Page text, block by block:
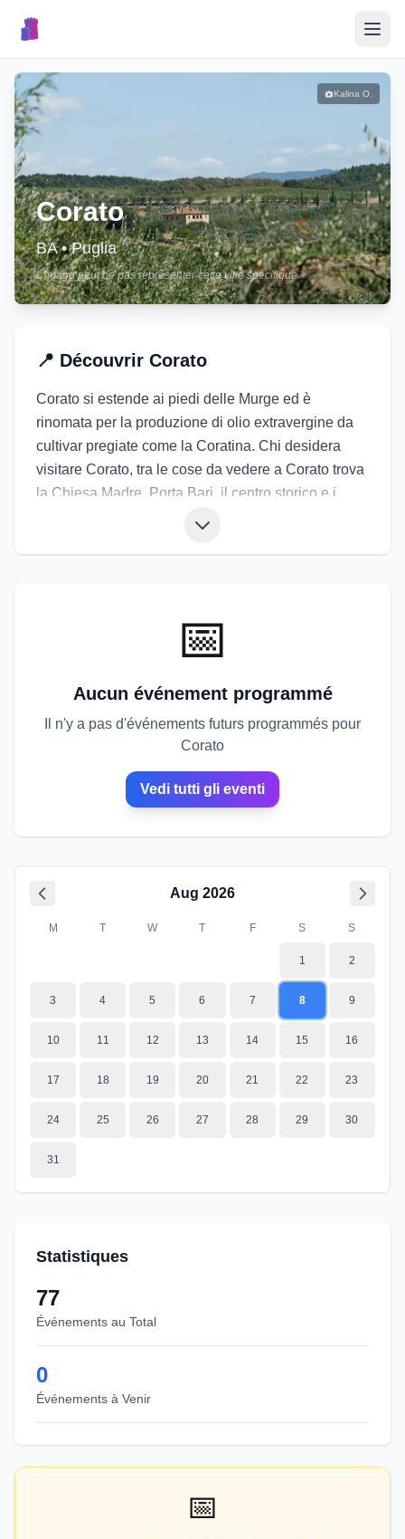
🎉Événements
🏘️
📝Publier un Événement
🇮🇹
Corato
BA•Puglia
L'image peut ne pas représenter cette ville spécifique
Kalina O.
📍 Découvrir Corato
Corato si estende ai piedi delle Murge ed è
rinomata per la produzione di olio extravergine da
cultivar pregiate come la Coratina. Chi desidera
visitare Corato, tra le cose da vedere a Corato trova
la Chiesa Madre, Porta Bari, il centro storico e i
l’occasione di vivere un paese legato
profondamente alla sua identità agricola e all’arte
📅
Aucun événement programmé
Il n'y a pas d'événements futurs programmés pour
Corato
Vedi tutti gli eventi
Aug 2026
M T W T F S S
1 2
3 4 5 6 7 8 9
10 11 12 13 14 15 16
17 18 19 20 21 22 23
24 25 26 27 28 29 30
31
Statistiques
77
Événements au Total
0
Événements à Venir
📅